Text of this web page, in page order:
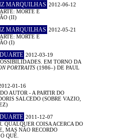
MARQUILHAS 2012-06-12
MORTE E
(II)
MARQUILHAS 2012-05-21
MORTE E
(I)
2012-03-19
EM TORNO DA
PORTRAITS (1986–) DE PAUL
01-16
AUTOR - A PARTIR DO
SALCEDO (SOBRE VAZIO,
2011-12-07
QUALQUER COISA ACERCA DO
MAS NÃO RECORDO
QUÊ.